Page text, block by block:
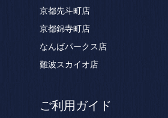
京都先斗町店
京都錦寺町店
なんばパークス店
難波スカイオ店
ご利用ガイド